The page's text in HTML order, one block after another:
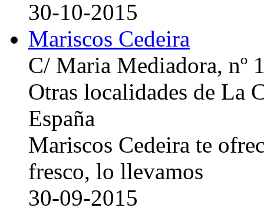
30-10-2015
Mariscos Cedeira
C/ Maria Mediadora, nº
Otras localidades de La
España
Mariscos Cedeira te
fresco, lo llevamos
30-09-2015